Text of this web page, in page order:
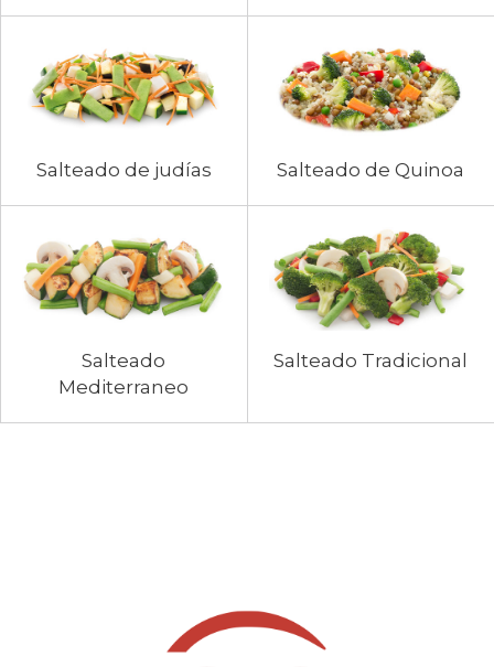
Salteado de judías Salteado de Quinoa
Salteado
Mediterraneo
Salteado Tradicional